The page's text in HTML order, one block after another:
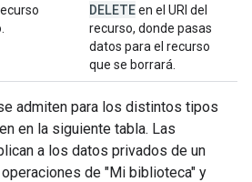
DELETEen el URI del
recurso, donde pasas
datos para el recurso
que se borrará.
admiten para los distintos tipos
en la siguiente tabla. Las
a los datos privados de un
de "Mi biblioteca" y